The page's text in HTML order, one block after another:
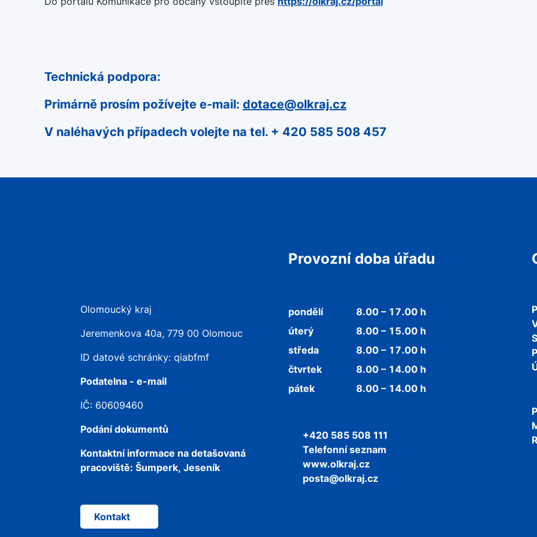
Technická podpora:
Primárně prosím požívejte e-mail: dotace@olkraj.cz
V naléhavých případech volejte na tel. + 420 585 508 457
Olomoucký kraj
Jeremenkova 40a, 779 00 Olomouc
ID datové schránky: qiabfmf
Podatelna - e-mail
IČ: 60609460
Podání dokumentů
Kontaktní informace na detašovaná
pracoviště: Šumperk, Jeseník
Kontakt
Provozní doba úřadu
pondělí
8.00 – 17.00 h
úterý
8.00 – 15.00 h
středa
8.00 – 17.00 h
čtvrtek
8.00 – 14.00 h
pátek
8.00 – 14.00 h
+420 585 508 111
Telefonní seznam
www.olkraj.cz
posta@olkraj.cz